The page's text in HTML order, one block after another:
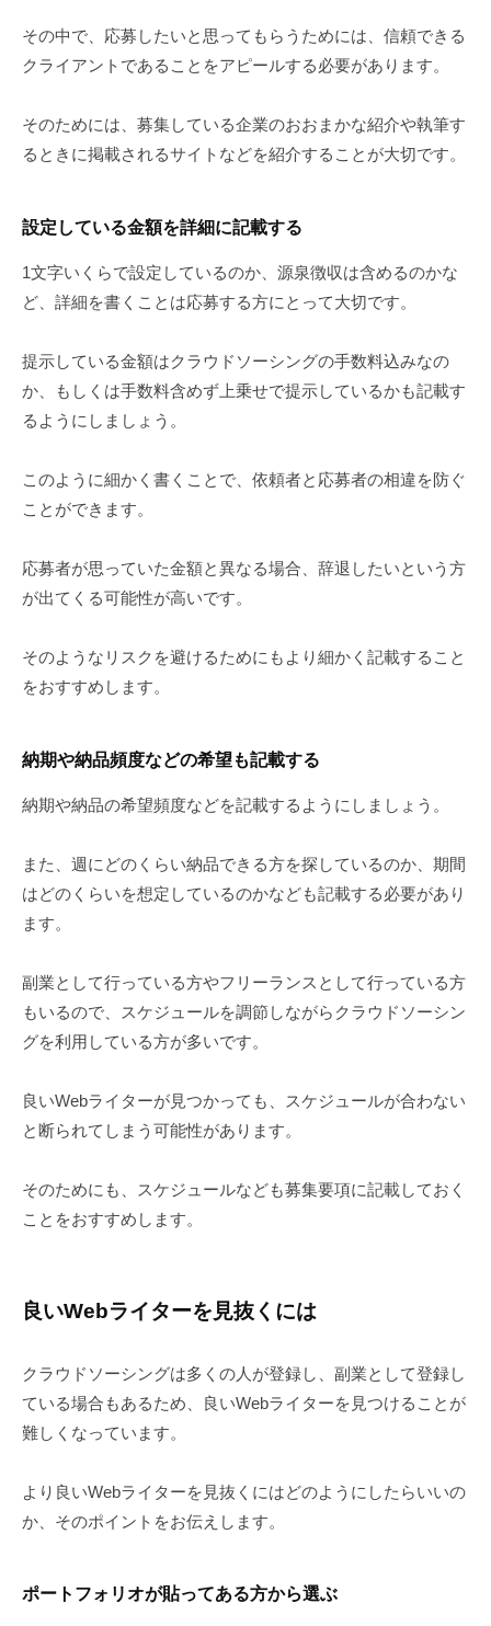
その中で、応募したいと思ってもらうためには、信頼できる
クライアントであることをアピールする必要があります。
そのためには、募集している企業のおおまかな紹介や執筆す
るときに掲載されるサイトなどを紹介することが大切です。
設定している金額を詳細に記載する
1文字いくらで設定しているのか、源泉徴収は含めるのかな
ど、詳細を書くことは応募する方にとって大切です。
提示している金額はクラウドソーシングの手数料込みなの
か、もしくは手数料含めず上乗せで提示しているかも記載す
るようにしましょう。
このように細かく書くことで、依頼者と応募者の相違を防ぐ
ことができます。
応募者が思っていた金額と異なる場合、辞退したいという方
が出てくる可能性が高いです。
そのようなリスクを避けるためにもより細かく記載すること
をおすすめします。
納期や納品頻度などの希望も記載する
納期や納品の希望頻度などを記載するようにしましょう。
また、週にどのくらい納品できる方を探しているのか、期間
はどのくらいを想定しているのかなども記載する必要があり
ます。
副業として行っている方やフリーランスとして行っている方
もいるので、スケジュールを調節しながらクラウドソーシン
グを利用している方が多いです。
良いWebライターが見つかっても、スケジュールが合わない
と断られてしまう可能性があります。
そのためにも、スケジュールなども募集要項に記載しておく
ことをおすすめします。
良いWebライターを見抜くには
クラウドソーシングは多くの人が登録し、副業として登録し
ている場合もあるため、良いWebライターを見つけることが
難しくなっています。
より良いWebライターを見抜くにはどのようにしたらいいの
か、そのポイントをお伝えします。
ポートフォリオが貼ってある方から選ぶ